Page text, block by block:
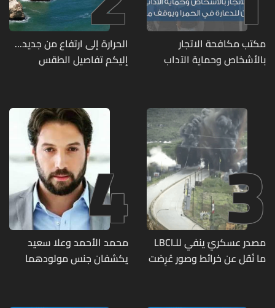
مكتب مكافحة الاتجار
بالأشخاص وحماية الآداب
متورطين
الحرارة إلى ارتفاع من جديد...
إليكم تفاصيل الطقس
3
مصدر عسكريّ ينفي للـLBCI
ما نُقل عن خرائط وصور عُرِضت
4
محمد الأحمد وعلا سعيد
يكشفان جنس مولودهما